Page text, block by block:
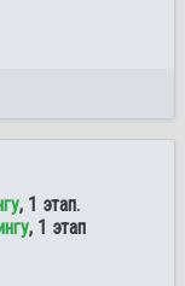
, 1 этап.
, 1 этап